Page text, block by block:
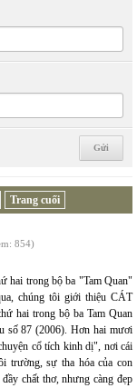
Trang cuối
854)
trong bộ ba "Tam Quan"
chúng tôi giới thiệu CÁT
hai trong bộ ba Tam Quan
số 87 (2006). Hơn hai mươi
cổ tích kinh dị", nơi cái
trường, sự tha hóa của con
chất thơ, nhưng càng đẹp